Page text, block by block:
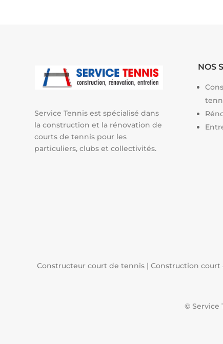
Service Tennis est spécialisé dans
la construction et la rénovation de
courts de tennis pour les
particuliers, clubs et collectivités.
NOS
Constructeur court de tennis | Construction court
© Service